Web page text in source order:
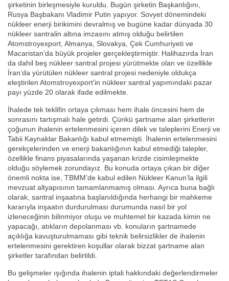
şirketinin birleşmesiyle kuruldu. Bugün şirketin Başkanlığını,
Rusya Başbakanı Vladimir Putin yapıyor. Sovyet dönemindeki
nükleer enerji birikimini devralmış ve bugüne kadar dünyada 30
nükleer santralin altına imzasını atmış olduğu belirtilen
Atomstroyexport, Almanya, Slovakya, Çek Cumhuriyeti ve
Macaristan’da büyük projeler gerçekleştirmiştir. Halihazırda İran
da dahil beş nükleer santral projesi yürütmekte olan ve özellikle
İran’da yürütülen nükleer santral projesi nedeniyle oldukça
eleştirilen Atomstroyexport’in nükleer santral yapımındaki pazar
payı yüzde 20 olarak ifade edilmekte.
İhalede tek teklifin ortaya çıkması hem ihale öncesini hem de
sonrasını tartışmalı hale getirdi. Çünkü şartname alan şirketlerin
çoğunun ihalenin ertelenmesini içeren dilek ve taleplerini Enerji ve
Tabii Kaynaklar Bakanlığı kabul etmemişti. İhalenin ertelenmesini
gerekçelerinden ve enerji bakanlığının kabul etmediği talepler,
özellikle finans piyasalarında yaşanan krizde cisimleşmekte
olduğu söylemek zorundayız. Bu konuda ortaya çıkan bir diğer
önemli nokta ise, TBMM’de kabul edilen Nükleer Kanun’la ilgili
mevzuat altyapısının tamamlanmamış olması. Ayrıca buna bağlı
olarak, santral inşaatına başlanıldığında herhangi bir mahkeme
kararıyla inşaatın durdurulması durumunda nasıl bir yol
izleneceğinin bilinmiyor oluşu ve muhtemel bir kazada kimin ne
yapacağı, atıkların depolanması vb. konuların şartnamede
açıklığa kavuşturulmaması gibi teknik belirsizlikler de ihalenin
ertelenmesini gerektiren koşullar olarak bizzat şartname alan
şirketler tarafından belirtildi.
Bu gelişmeler ışığında ihalenin iptali hakkındaki değerlendirmeler